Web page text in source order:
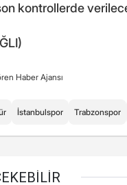
kontrollerde
Haber Ajansı
İstanbulspor Trabzonspor